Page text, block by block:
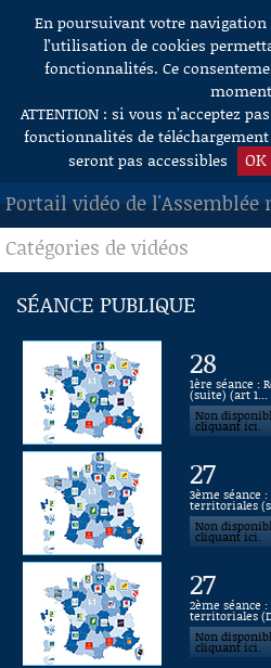
Aller au contenu
En poursuivant votre navigation
l’utilisation de cookies
fonctionnalités. Ce
ATTENTION : si vous n’acceptez
fonctionnalités de téléchargement
seront pas accessibles
OK
Portail vidéo de l'Assemblée
ACCUEIL
EN DIRECT
À LA DEMANDE
RECHERCHE
AIDE À LA DÉCOUPE
DE VIDÉOS
Catégories de vidéos
Séance
Questions au
Autres
SÉANCE PUBLIQUE
28
1ère séance :
(suite) (art 1...
Non
cliquant ici.
27
3ème séance
territoriales
Non
cliquant ici.
27
2ème séance
territoriales
Non
cliquant ici.